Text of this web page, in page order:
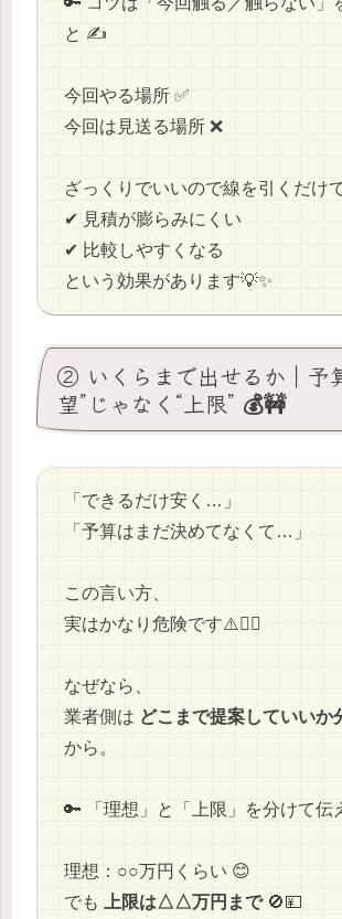
と ✍️
今回やる場所 ✅
今回は見送る場所 ❌
ざっくりでいいので線を引くだけで
✔ 見積が膨らみにくい
✔ 比較しやすくなる
という効果があります💡✨
② いくらまで出せるか｜予
望”じゃなく“上限” 💰🚧
「できるだけ安く…」
「予算はまだ決めてなくて…」
この言い方、
実はかなり危険です⚠️😵‍💫
なぜなら、
業者側は どこまで提案していいか
から。
🔑 「理想」と「上限」を分けて伝
理想：○○万円くらい 😊
でも
上限は△△万円まで🚫💴